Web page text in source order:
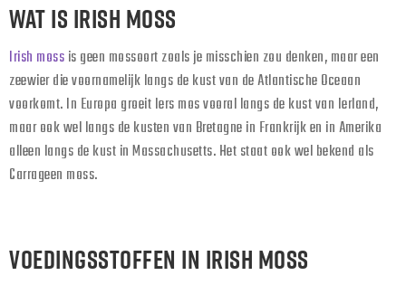
WAT IS IRISH MOSS
Irish mossis geen mossoort zoals je misschien zou denken, maar een
zeewier die voornamelijk langs de kust van de Atlantische Oceaan
voorkomt. In Europa groeit Iers mos vooral langs de kust van Ierland,
maar ook wel langs de kusten van Bretagne in Frankrijk en in Amerika
alleen langs de kust in Massachusetts. Het staat ook wel bekend als
Carrageen moss.
VOEDINGSSTOFFEN IN IRISH MOSS